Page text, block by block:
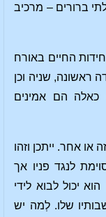
ברורים – מרכיב
החיים באורח
ראשונה, שניה וכן
הם אמינים
או אחר. ייתכן וזהו
לנגד פניו אך
יכול לבוא לידי
שלו. לְמה יש